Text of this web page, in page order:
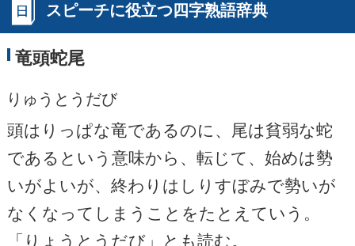
スピーチに役立つ四字熟語辞典
竜頭蛇尾
りゅうとうだび
頭はりっぱな竜であるのに、尾は貧弱な蛇
であるという意味から、転じて、始めは勢
いがよいが、終わりはしりすぼみで勢いが
なくなってしまうことをたとえていう。
「りょうとうだび」とも読む。